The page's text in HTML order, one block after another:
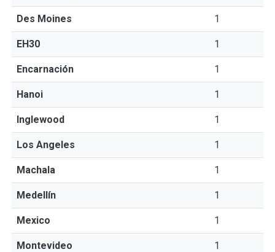
Des Moines 1
EH30 1
Encarnación 1
Hanoi 1
Inglewood 1
Los Angeles 1
Machala 1
Medellín 1
Mexico 1
Montevideo 1